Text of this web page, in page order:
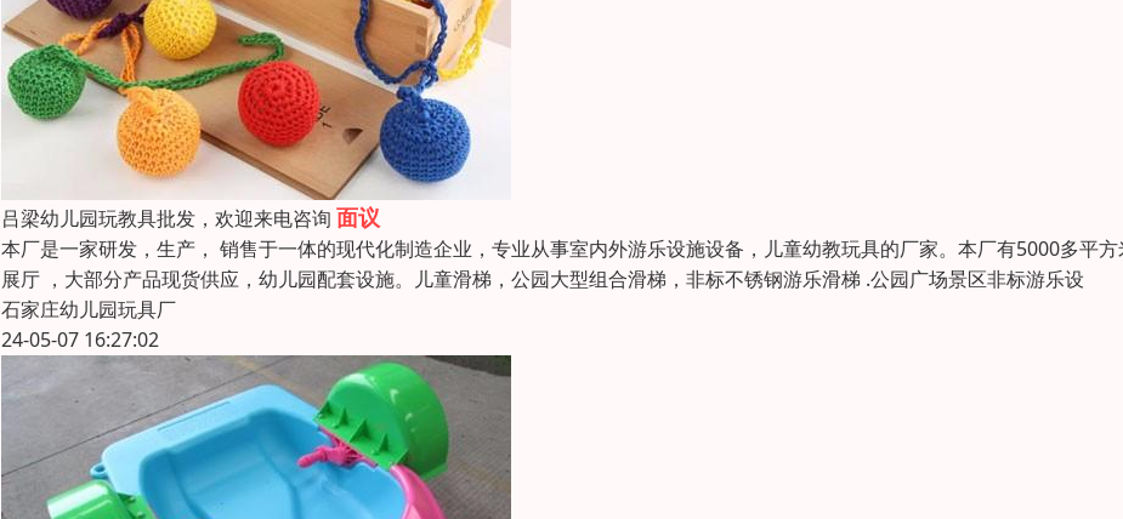
吕梁幼儿园玩教具批发，欢迎来电咨询 面议
本厂是一家研发，生产， 销售于一体的现代化制造企业，专业从事室内外游乐设施设备，儿童幼教玩具的厂家。本厂有5000多平
展厅 ，大部分产品现货供应，幼儿园配套设施。儿童滑梯，公园大型组合滑梯，非标不锈钢游乐滑梯 .公园广场景区非标游乐设
石家庄幼儿园玩具厂
24-05-07 16:27:02